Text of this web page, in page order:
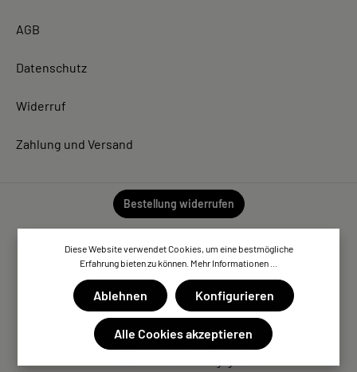
AGB
Datenschutz
Widerruf
Zahlung und Versand
Bestellung widerrufen
* Alle Preise inkl. gesetzl. Mehrwertsteuer zzgl. Versandkosten,
Diese Website verwendet Cookies, um eine bestmögliche
Erfahrung bieten zu können. Mehr Informationen ...
Ablehnen Konfigurieren
Alle Cookies akzeptieren